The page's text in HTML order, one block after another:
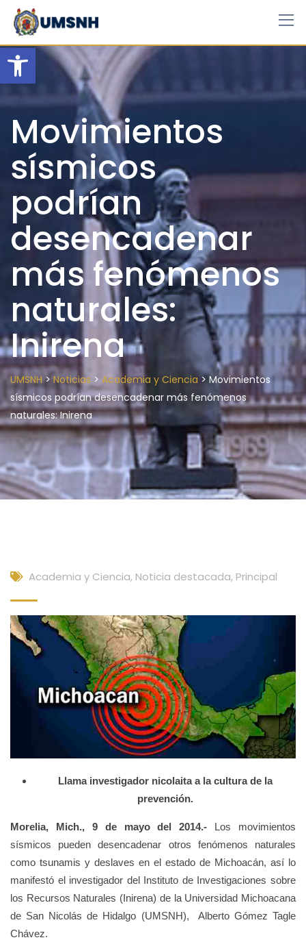
Open toolbar
Skip
content
Movimientos
sísmicos
podrían
desencadenar
más fenómenos
naturales:
Inirena
UMSNH> Noticias > Academia y Ciencia >Movimientos
sísmicos podrían desencadenar más fenómenos
naturales: Inirena
Academia y Ciencia, Noticia destacada, Principal
Llama investigador nicolaita a la cultura de la
prevención.
Morelia, Mich., 9 de mayo del 2014.- Los movimientos
sísmicos pueden desencadenar otros fenómenos naturales
como tsunamis y deslaves en el estado de Michoacán, así lo
manifestó el investigador del Instituto de Investigaciones sobre
los Recursos Naturales (Inirena) de la Universidad Michoacana
de San Nicolás de Hidalgo (UMSNH), Alberto Gómez Tagle
Chávez.